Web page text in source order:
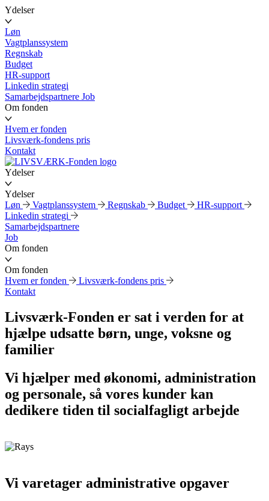
Ydelser
Løn
Vagtplanssystem
Regnskab
Budget
HR-support
Linkedin strategi
Samarbejdspartnere Job
Om fonden
Hvem er fonden
Livsværk-fondens pris
Kontakt
Ydelser
Ydelser
Løn
Vagtplanssystem Regnskab Budget
HR-support
Linkedin strategi
Samarbejdspartnere
Job
Om fonden
Om fonden
Hvem er fonden
Livsværk-fondens pris
Kontakt
Livsværk-Fonden er sat i verden for at
hjælpe udsatte børn, unge, voksne og
familier
Vi hjælper med økonomi, administration
og personale, så vores kunder kan
dedikere tiden til socialfagligt arbejde
Vi varetager administrative opgaver